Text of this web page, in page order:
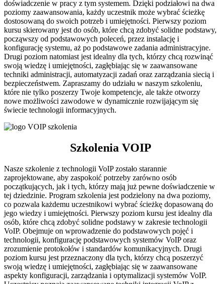
doświadczenie w pracy z tym systemem. Dzięki podziałowi na dwa
poziomy zaawansowania, każdy uczestnik może wybrać ścieżkę
dostosowaną do swoich potrzeb i umiejętności. Pierwszy poziom
kursu skierowany jest do osób, które chcą zdobyć solidne podstawy,
począwszy od podstawowych poleceń, przez instalację i
konfigurację systemu, aż po podstawowe zadania administracyjne.
Drugi poziom natomiast jest idealny dla tych, którzy chcą rozwinąć
swoją wiedzę i umiejętności, zagłębiając się w zaawansowane
techniki administracji, automatyzacji zadań oraz zarządzania siecią i
bezpieczeństwem. Zapraszamy do udziału w naszym szkoleniu,
które nie tylko poszerzy Twoje kompetencje, ale także otworzy
nowe możliwości zawodowe w dynamicznie rozwijającym się
świecie technologii informacyjnych.
Szkolenia VOIP
Nasze szkolenie z technologii VoIP zostało starannie
zaprojektowane, aby zaspokoić potrzeby zarówno osób
początkujących, jak i tych, którzy mają już pewne doświadczenie w
tej dziedzinie. Program szkolenia jest podzielony na dwa poziomy,
co pozwala każdemu uczestnikowi wybrać ścieżkę dopasowaną do
jego wiedzy i umiejętności. Pierwszy poziom kursu jest idealny dla
osób, które chcą zdobyć solidne podstawy w zakresie technologii
VoIP. Obejmuje on wprowadzenie do podstawowych pojęć i
technologii, konfigurację podstawowych systemów VoIP oraz
zrozumienie protokołów i standardów komunikacyjnych. Drugi
poziom kursu jest przeznaczony dla tych, którzy chcą poszerzyć
swoją wiedzę i umiejętności, zagłębiając się w zaawansowane
aspekty konfiguracji, zarządzania i optymalizacji systemów VoIP.